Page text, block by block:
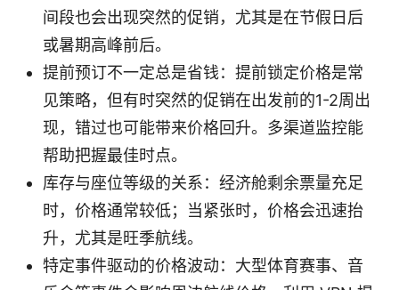
间段也会出现突然的促销，尤其是在节假日后
或暑期高峰前后。
提前预订不一定总是省钱：提前锁定价格是常
见策略，但有时突然的促销在出发前的1-2周出
现，错过也可能带来价格回升。多渠道监控能
帮助把握最佳时点。
库存与座位等级的关系：经济舱剩余票量充足
时，价格通常较低；当紧张时，价格会迅速抬
升，尤其是旺季航线。
特定事件驱动的价格波动：大型体育赛事、音